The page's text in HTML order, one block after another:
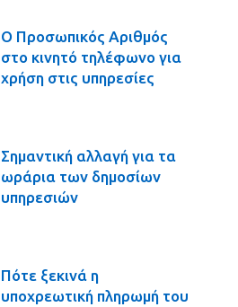
Ο Προσωπικός Αριθμός
στο κινητό τηλέφωνο για
χρήση στις υπηρεσίες
Σημαντική αλλαγή για τα
ωράρια των δημοσίων
υπηρεσιών
Πότε ξεκινά η
υποχρεωτική πληρωμή του